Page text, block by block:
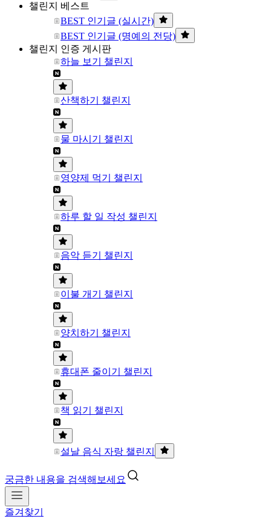
챌린지 베스트
BEST 인기글 (실시간)
BEST 인기글 (명예의 전당)
챌린지 인증 게시판
하늘 보기 챌린지
산책하기 챌린지
물 마시기 챌린지
영양제 먹기 챌린지
하루 할 일 작성 챌린지
음악 듣기 챌린지
이불 개기 챌린지
양치하기 챌린지
휴대폰 줄이기 챌린지
책 읽기 챌린지
설날 음식 자랑 챌린지
궁금한 내용을 검색해보세요
즐겨찾기